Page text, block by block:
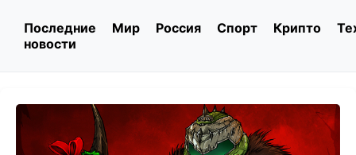
Последние
новости
Мир Россия Спорт Крипто